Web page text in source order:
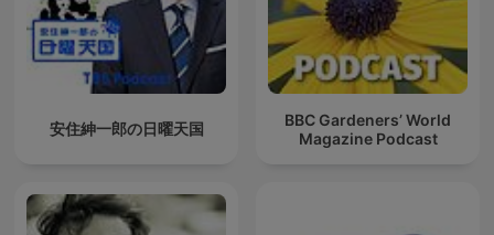
安住紳一郎の日曜天国
BBC Gardeners’ World
Magazine Podcast